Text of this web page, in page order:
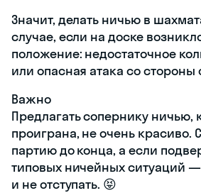
Значит, делать ничью в
случае, если на доске
положение: недостаточное
или опасная атака со стороны
Важно
Предлагать сопернику ничью,
проиграна, не очень красиво.
партию до конца, а если
типовых ничейных ситуаций
и не отступать. 😝